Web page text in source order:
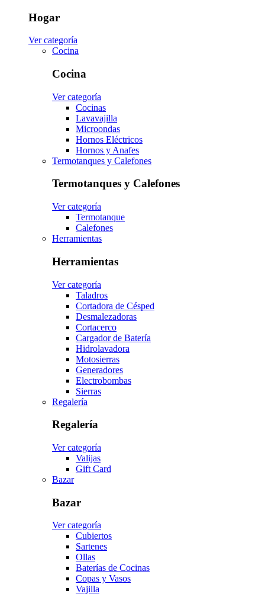
Hogar
Ver categoría
Cocina
Cocina
Ver categoría
Cocinas
Lavavajilla
Microondas
Hornos Eléctricos
Hornos y Anafes
Termotanques y Calefones
Termotanques y Calefones
Ver categoría
Termotanque
Calefones
Herramientas
Herramientas
Ver categoría
Taladros
Cortadora de Césped
Desmalezadoras
Cortacerco
Cargador de Batería
Hidrolavadora
Motosierras
Generadores
Electrobombas
Sierras
Regalería
Regalería
Ver categoría
Valijas
Gift Card
Bazar
Bazar
Ver categoría
Cubiertos
Sartenes
Ollas
Baterías de Cocinas
Copas y Vasos
Vajilla